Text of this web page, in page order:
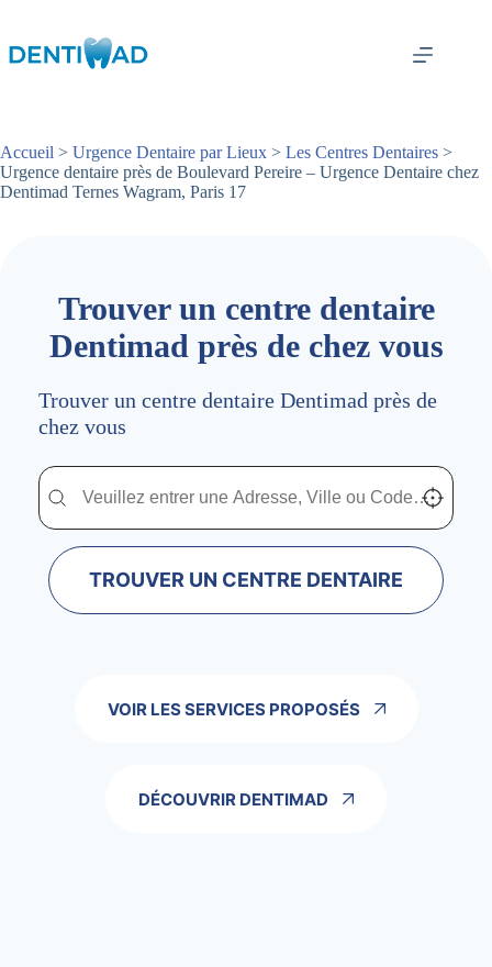
contenu
Accueil > Urgence Dentaire par Lieux > Les Centres Dentaires >
Urgence dentaire près de Boulevard Pereire – Urgence Dentaire chez
Dentimad Ternes Wagram, Paris 17
Trouver un centre dentaire
Dentimad près de chez vous
Trouver un centre dentaire Dentimad près de
chez vous
Trouver un centre dentaire Dentimad près de
Trouver un centre dentaire Dentimad près de chez vous Localisez-
TROUVER UN CENTRE DENTAIRE
VOIR LES SERVICES PROPOSÉS
DÉCOUVRIR DENTIMAD